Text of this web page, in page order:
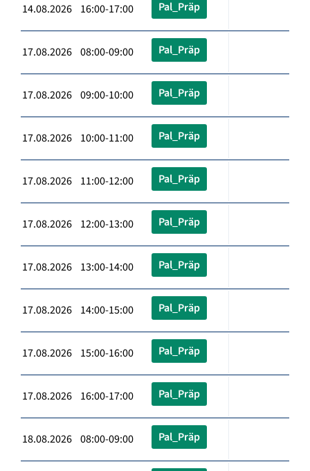
14.08.2026 16:00-17:00 Pal_Präp
17.08.2026 08:00-09:00 Pal_Präp
17.08.2026 09:00-10:00 Pal_Präp
17.08.2026 10:00-11:00 Pal_Präp
17.08.2026 11:00-12:00 Pal_Präp
17.08.2026 12:00-13:00 Pal_Präp
17.08.2026 13:00-14:00 Pal_Präp
17.08.2026 14:00-15:00 Pal_Präp
17.08.2026 15:00-16:00 Pal_Präp
17.08.2026 16:00-17:00 Pal_Präp
18.08.2026 08:00-09:00 Pal_Präp